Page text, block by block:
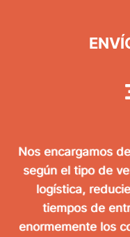
Nos encargamos
según el tipo de
logística,
tiempos de
enormemente los